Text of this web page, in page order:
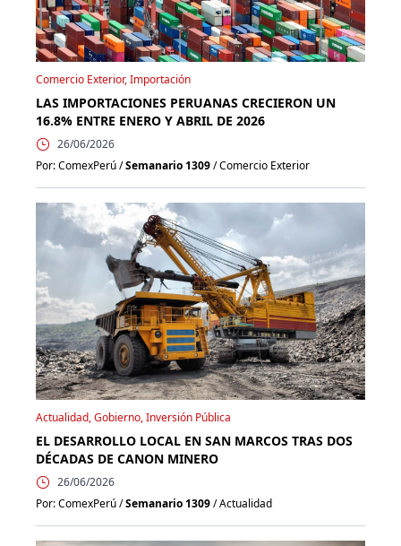
Comercio Exterior, Importación
LAS IMPORTACIONES PERUANAS CRECIERON UN
16.8% ENTRE ENERO Y ABRIL DE 2026
26/06/2026
Por: ComexPerú /Semanario 1309/ Comercio Exterior
Actualidad, Gobierno, Inversión Pública
EL DESARROLLO LOCAL EN SAN MARCOS TRAS DOS
DÉCADAS DE CANON MINERO
26/06/2026
Por: ComexPerú /Semanario 1309/ Actualidad